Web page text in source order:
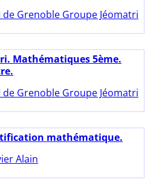
de Grenoble Groupe Jéomatri
Mathématiques 5ème.
de Grenoble Groupe Jéomatri
mathématique.
Alain